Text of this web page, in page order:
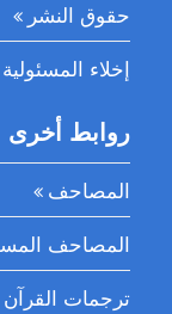
حقوق النشر
إخلاء المسئولية
روابط أخرى
المصاحف
المصاحف
ترجمات القرآن